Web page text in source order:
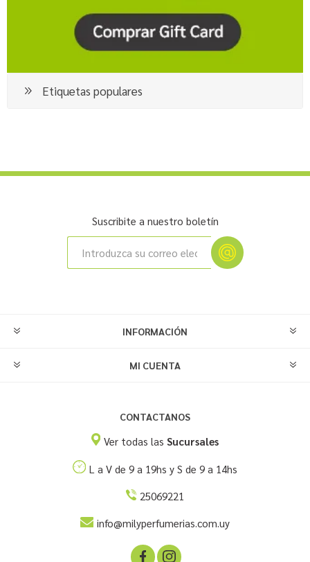
Etiquetas populares
Suscribite a nuestro boletín
INFORMACIÓN
MI CUENTA
CONTACTANOS
Ver todas lasSucursales
L a V de 9 a 19hs y S de 9 a 14hs
25069221
info@milyperfumerias.com.uy